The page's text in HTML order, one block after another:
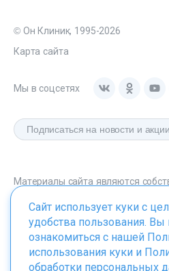
© Он Клиник, 1995-2026
Карта сайта
Мы в соцсетях
Материалы сайта являются
onclinic.ru запрещено в
Сайт использует куки с
удобства пользования.
ознакомиться с нашей
использования куки и
обработки персональных